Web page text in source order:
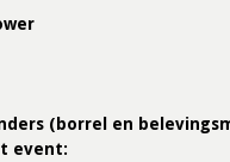
(borrel en
event: